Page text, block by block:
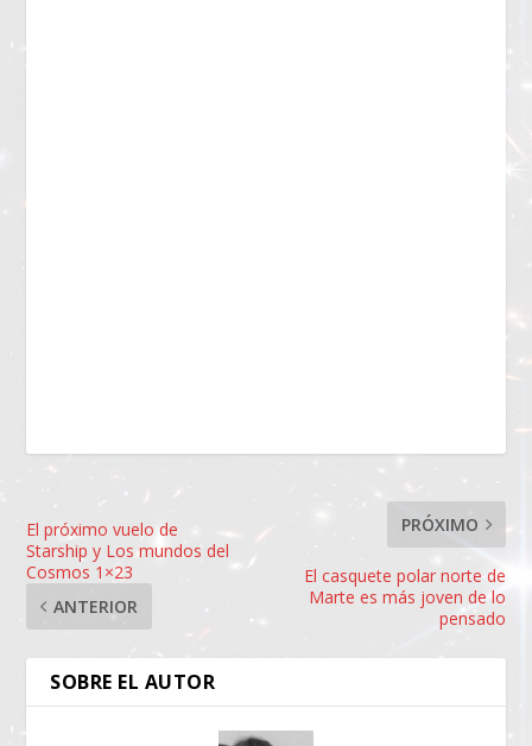
El próximo vuelo de
Starship y Los mundos del
Cosmos 1×23
ANTERIOR
PRÓXIMO
El casquete polar norte de
Marte es más joven de lo
pensado
SOBRE EL AUTOR